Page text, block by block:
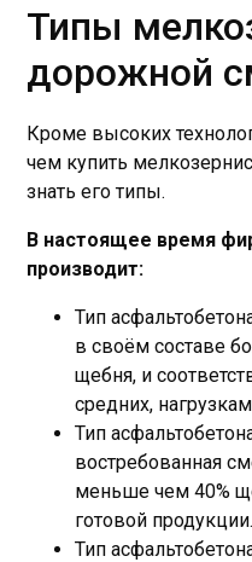
Типы
дорожной
Кроме высоких
чем купить
знать его типы.
В настоящее время
производит:
Тип
в своём составе
щебня, и
средних,
Тип
востребованная
меньше чем 40%
готовой продукции.
Тип